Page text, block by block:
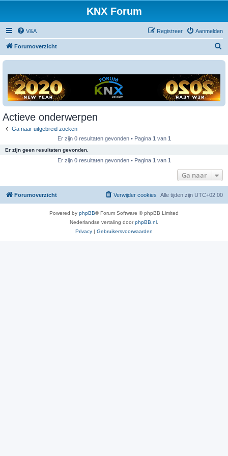
KNX Forum
V&A Aanmelden
Registreer
Forumoverzicht
Actieve onderwerpen
Ga naar uitgebreid zoeken
Er zijn 0 resultaten gevonden • Pagina 1 van 1
Er zijn geen resultaten gevonden.
Er zijn 0 resultaten gevonden • Pagina 1 van 1
Ga naar
Forumoverzicht Alle tijden zijn UTC+02:00
Verwijder cookies
Powered by phpBB® Forum Software © phpBB Limited
Nederlandse vertaling doorphpBB.nl
Privacy | Gebruikersvoorwaarden